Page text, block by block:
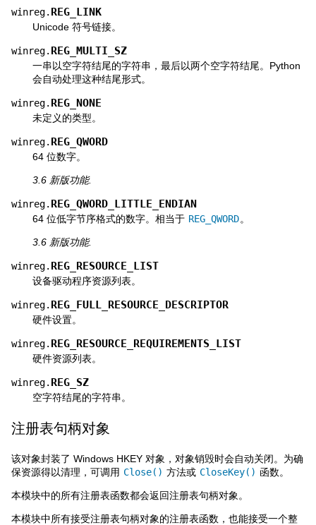
winreg. REG_LINK
Unicode 符号链接。
winreg. REG_MULTI_SZ
一串以空字符结尾的字符串，最后以两个空字符结尾。Python
会自动处理这种结尾形式。
winreg. REG_NONE
未定义的类型。
winreg. REG_QWORD
64 位数字。
3.6 新版功能.
winreg. REG_QWORD_LITTLE_ENDIAN
64 位低字节序格式的数字。相当于 REG_QWORD。
3.6 新版功能.
winreg. REG_RESOURCE_LIST
设备驱动程序资源列表。
winreg. REG_FULL_RESOURCE_DESCRIPTOR
硬件设置。
winreg. REG_RESOURCE_REQUIREMENTS_LIST
硬件资源列表。
winreg. REG_SZ
空字符结尾的字符串。
注册表句柄对象
该对象封装了 Windows HKEY 对象，对象销毁时会自动关闭。为确
保资源得以清理，可调用 Close() 方法或 CloseKey() 函数。
本模块中的所有注册表函数都会返回注册表句柄对象。
本模块中所有接受注册表句柄对象的注册表函数，也能接受一个整